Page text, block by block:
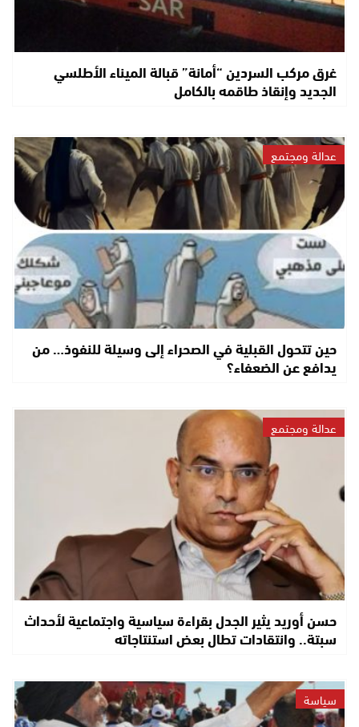
غرق مركب السردين “أمانة” قبالة الميناء الأطلسي
الجديد وإنقاذ طاقمه بالكامل
عدالة ومجتمع
حين تتحول القبلية في الصحراء إلى وسيلة للنفوذ… من
يدافع عن الضعفاء؟
عدالة ومجتمع
حسن أوريد يثير الجدل بقراءة سياسية واجتماعية لأحداث
سبتة.. وانتقادات تطال بعض استنتاجاته
سياسة